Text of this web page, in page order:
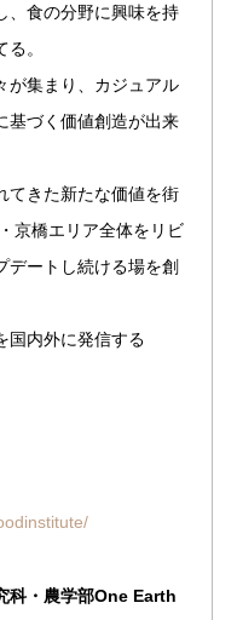
、食の分野に興味を持
。
が集まり、カジュアル
基づく価値創造が出来
てきた新たな価値を街
京橋エリア全体をリビ
デートし続ける場を創
国内外に発信する
科・農学部One Earth